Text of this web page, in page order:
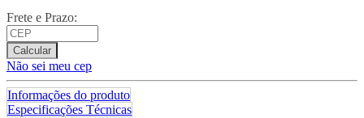
Frete e Prazo:
Calcular
Não sei meu cep
Informações do produto
Especificações Técnicas